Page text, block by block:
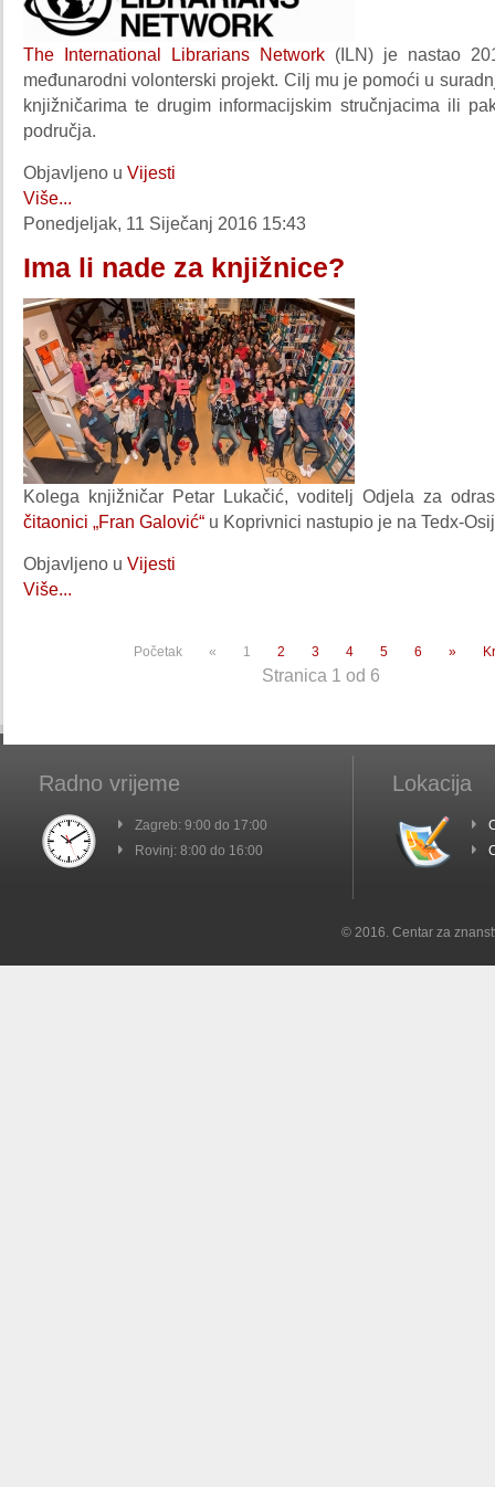
The International Librarians Network (ILN) je nastao
međunarodni volonterski projekt. Cilj mu je pomoći u
knjižničarima te drugim informacijskim stručnjacima ili
područja.
Objavljeno u Vijesti
Više...
Ponedjeljak, 11 Siječanj 2016 15:43
Ima li nade za knjižnice?
Kolega knjižničar Petar Lukačić, voditelj Odjela za
čitaonici „Fran Galović“ u Koprivnici nastupio je na Tedx-
Objavljeno u Vijesti
Više...
Početak « 1 2 3 4 5 6 »
Stranica 1 od 6
Radno vrijeme
Zagreb: 9:00 do 17:00
Rovinj: 8:00 do 16:00
Lokacija
© 2016. Centar za